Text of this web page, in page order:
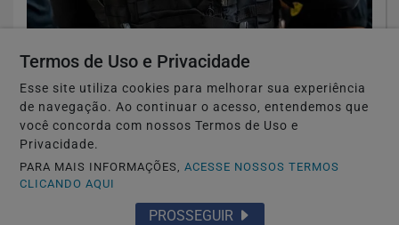
COMBATE À RECEPTAÇÃO.
Saiba Mais
Termos de Uso e Privacidade
Esse site utiliza cookies para melhorar sua experiência
de navegação. Ao continuar o acesso, entendemos que
você concorda com nossos Termos de Uso e
Privacidade.
PARA MAIS INFORMAÇÕES,ACESSE NOSSOS TERMOS
CLICANDO AQUI
PROSSEGUIR